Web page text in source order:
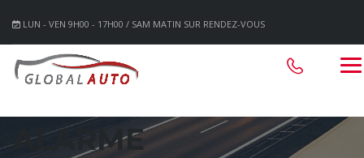
LUN - VEN 9H00 - 17H00 / SAM MATIN SUR RENDEZ-VOUS
ALARME